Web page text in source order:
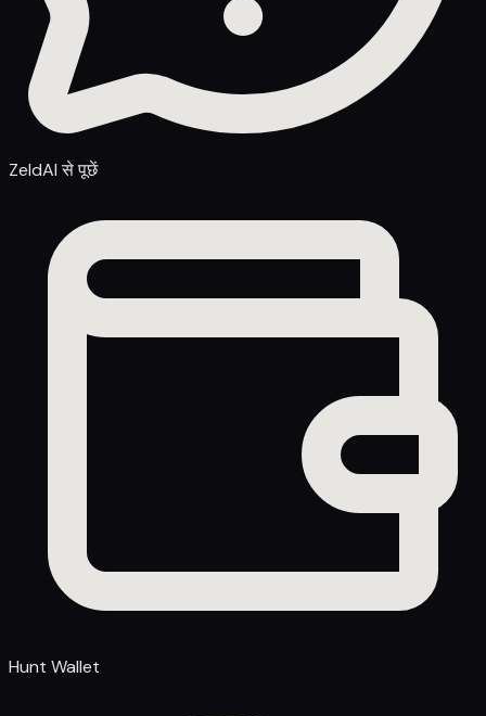
ZeldAI से पूछें
Hunt Wallet